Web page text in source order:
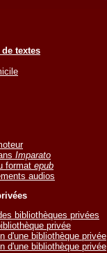
textes
Imparato
format epub
audios
bibliothèques privées
privée
d'une bibliothèque privée
d'une bibliothèque privée